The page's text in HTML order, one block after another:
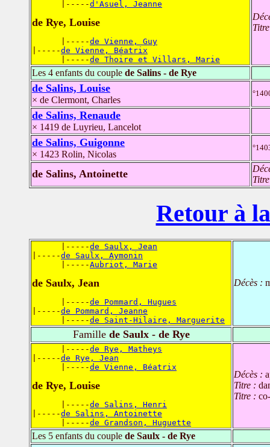
      |-----
d'Asuel, Jeanne
de Rye, Louise
      |-----
de Vienne, Guy
|-----de Vienne, Béatrix
      |-----
de Thoire et Villars, Marie
Les 4 enfants du couple de Salins - de Rye
de Salins, Louise
× de Clermont, Charles
de Salins, Renaude
× 1419 de Luyrieu, Lancelot
de Salins, Guigonne
× 1423 Rolin, Nicolas
de Salins, Antoinette
Retour à
      |-----
de Saulx, Jean
|-----de Saulx, Aymonin
      |-----
Aubriot, Marie
de Saulx, Jean
      |-----
de Pommard, Hugues
|-----de Pommard, Jeanne
      |-----
de Saint-Hilaire, Marguerite
Décès :
Famillede Saulx - de Rye
      |-----
de Rye, Matheys
|-----de Rye, Jean
      |-----
de Vienne, Béatrix
de Rye, Louise
      |-----
de Salins, Henri
|-----de Salins, Antoinette
      |-----
de Grandson, Huguette
Décès :
Titre :
Titre :
Les 5 enfants du couple de Saulx - de Rye